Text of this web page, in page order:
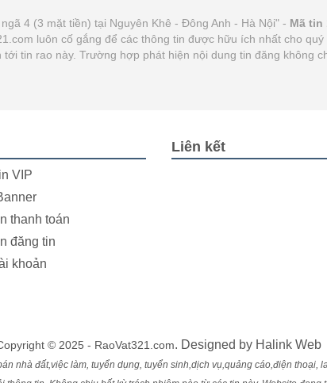
4 (3 mặt tiền) tại Nguyên Khê - Đông Anh - Hà Nội" - Mã tin
luôn cố gắng để các thông tin được hữu ích nhất cho
tin rao này. Trường hợp phát hiện nội dung tin đăng không
VIP
thanh toán
đăng tin
khoản
Liên kết
© 2025 - RaoVat321.com. Designed by Halink Web
nhà đất,việc làm, tuyển dụng, tuyển sinh,dịch vụ,quảng cáo,điện thoại,